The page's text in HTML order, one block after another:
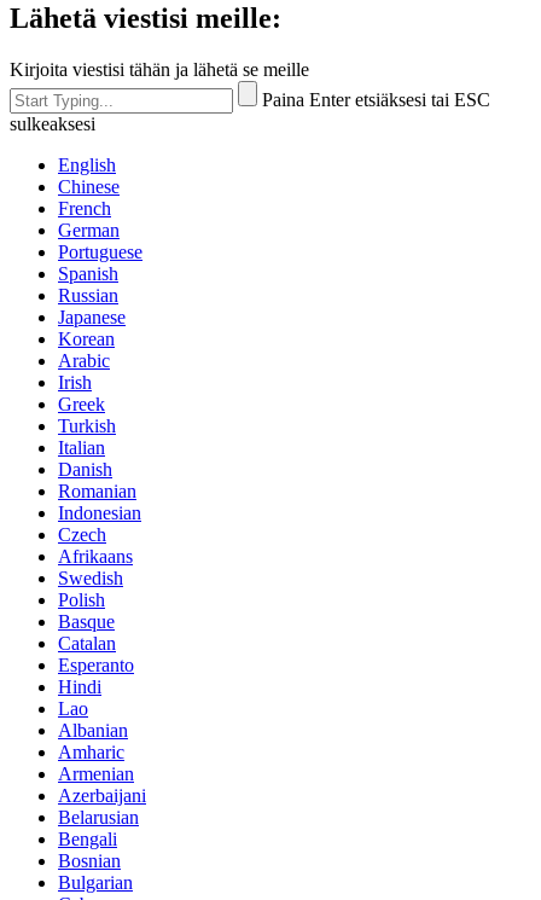
Lähetä viestisi meille:
Kirjoita viestisi tähän ja lähetä se meille
Paina Enter etsiäksesi tai ESC
sulkeaksesi
English
Chinese
French
German
Portuguese
Spanish
Russian
Japanese
Korean
Arabic
Irish
Greek
Turkish
Italian
Danish
Romanian
Indonesian
Czech
Afrikaans
Swedish
Polish
Basque
Catalan
Esperanto
Hindi
Lao
Albanian
Amharic
Armenian
Azerbaijani
Belarusian
Bengali
Bosnian
Bulgarian